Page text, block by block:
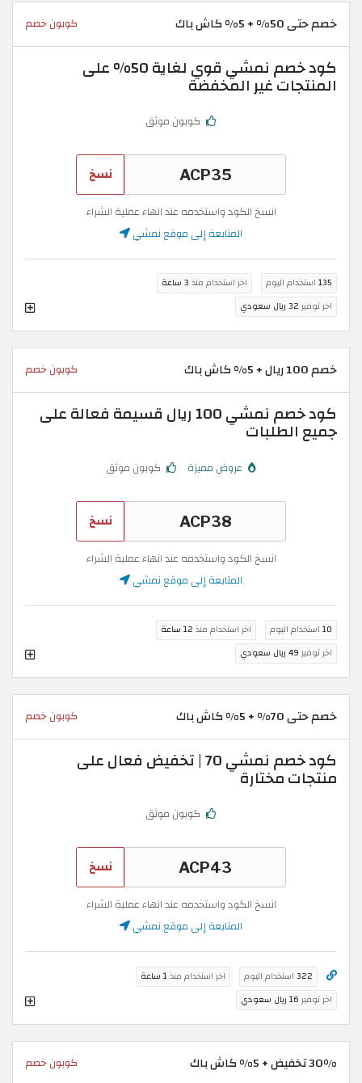
خصم حتى 50% + 5% كاش باك كوبون خصم
كود خصم نمشي قوي لغاية 50% على
المنتجات غير المخفضة
كوبون موثق
نسخ
انسخ الكود واستخدمه عند انهاء عملية الشراء
المتابعة إلى موقع نمشي
135 استخدام اليوم اخر استخدام منذ 3 ساعة
اخر توفير 32 ريال سعودي
خصم 100 ريال + 5% كاش باك كوبون خصم
كود خصم نمشي 100 ريال قسيمة فعالة على
جميع الطلبات
عروض مميزة كوبون موثق
نسخ
انسخ الكود واستخدمه عند انهاء عملية الشراء
المتابعة إلى موقع نمشي
10 استخدام اليوم اخر استخدام منذ 12 ساعة
اخر توفير 49 ريال سعودي
خصم حتى 70% + 5% كاش باك كوبون خصم
كود خصم نمشي 70 | تخفيض فعال على
منتجات مختارة
كوبون موثق
نسخ
انسخ الكود واستخدمه عند انهاء عملية الشراء
المتابعة إلى موقع نمشي
322 استخدام اليوم اخر استخدام منذ1 ساعة
اخر توفير 16 ريال سعودي
30% تخفيض + 5% كاش باك كوبون خصم